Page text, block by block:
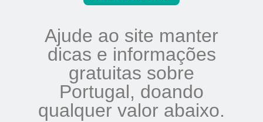
Ajude ao site manter
dicas e informações
gratuitas sobre
Portugal, doando
qualquer valor abaixo.